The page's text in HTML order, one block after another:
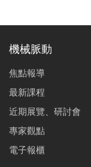
機械脈動
焦點報導
最新課程
近期展覽、研討會
專家觀點
電子報櫃